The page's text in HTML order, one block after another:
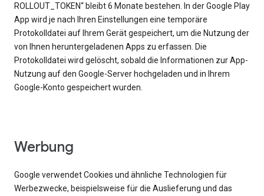
ROLLOUT_TOKEN“ bleibt 6 Monate bestehen. In der Google Play
App wird je nach Ihren Einstellungen eine temporäre
Protokolldatei auf Ihrem Gerät gespeichert, um die Nutzung der
von Ihnen heruntergeladenen Apps zu erfassen. Die
Protokolldatei wird gelöscht, sobald die Informationen zur App-
Nutzung auf den Google-Server hochgeladen und in Ihrem
Google-Konto gespeichert wurden.
Werbung
Google verwendet Cookies und ähnliche Technologien für
Werbezwecke, beispielsweise für die Auslieferung und das